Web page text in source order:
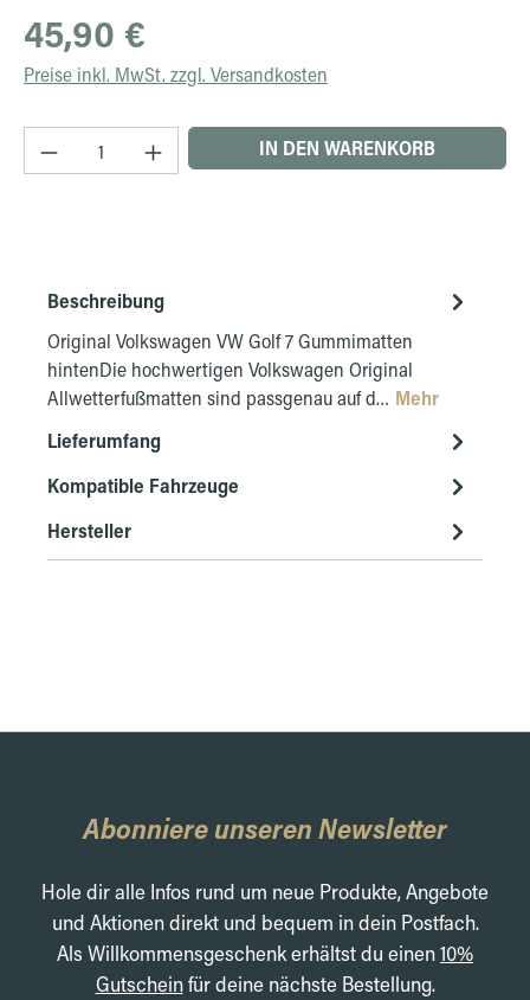
Regulärer Preis:
45,90 €
Preise inkl. MwSt. zzgl. Versandkosten
Produkt Anzahl: Gib den gewünschten Wert
IN DEN WARENKORB
Beschreibung
Original Volkswagen VW Golf 7 Gummimatten
hintenDie hochwertigen Volkswagen Original
Allwetterfußmatten sind passgenau auf d… Mehr
Lieferumfang
Kompatible Fahrzeuge
Hersteller
Abonniere unseren Newsletter
Hole dir alle Infos rund um neue Produkte, Angebote
und Aktionen direkt und bequem in dein Postfach.
Als Willkommensgeschenk erhältst du einen10%
Gutscheinfür deine nächste Bestellung.